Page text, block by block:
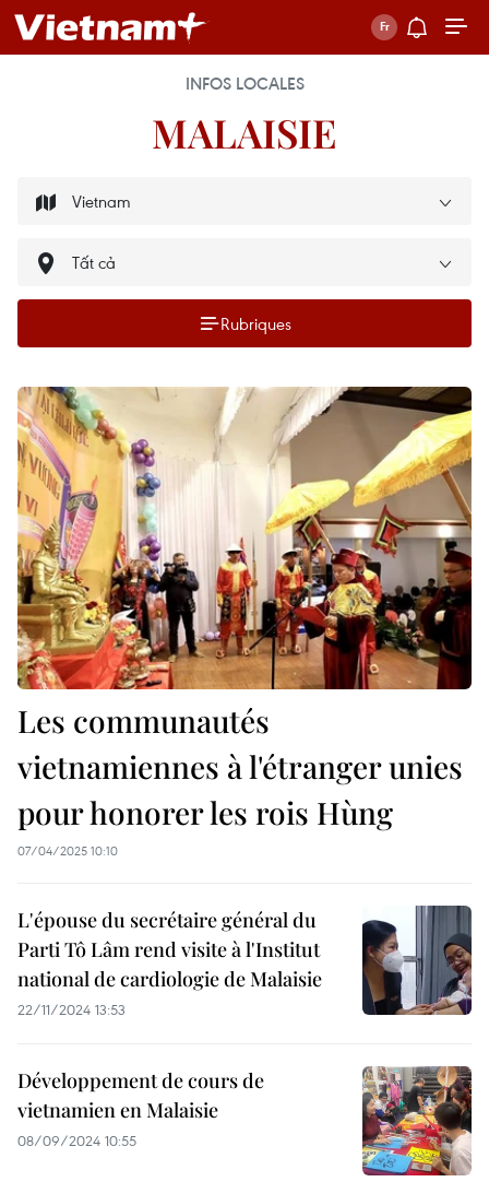
INFOS LOCALES
MALAISIE
Rubriques
Les communautés
vietnamiennes à l'étranger unies
pour honorer les rois Hùng
07/04/2025 10:10
L'épouse du secrétaire général du
Parti Tô Lâm rend visite à l'Institut
national de cardiologie de Malaisie
22/11/2024 13:53
Développement de cours de
vietnamien en Malaisie
08/09/2024 10:55